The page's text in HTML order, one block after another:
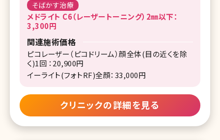
そばかす治療
メドライト C6（レーザートーニング）2㎜以下：
3,300円
関連施術価格
ピコレーザー（ピコドリーム）顔全体(目の近くを除
く)1回 ：20,900円
イーライト(フォトRF)全顔：33,000円
クリニックの詳細を見る